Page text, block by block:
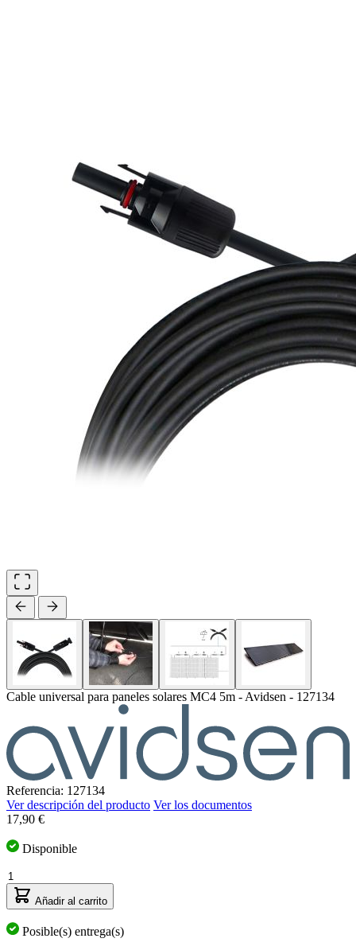
Cable universal para paneles solares MC4 5m - Avidsen - 127134
Referencia: 127134
Ver descripción del producto Ver los documentos
17,90 €
Disponible
Cantidad
Añadir al carrito
Posible(s) entrega(s)